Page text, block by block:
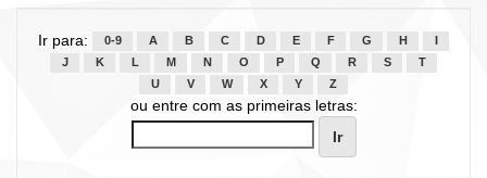
Ir para: 0-9 A B C D E F G H
J
K L M N O P Q R S
T
U
V W X Y Z
ou entre com as primeiras letras: